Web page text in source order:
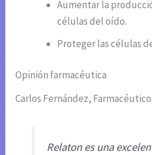
Aumentar la
células del oído.
Proteger las células
Opinión farmacéutica
Carlos Fernández, Farmacéutico:
Relaton es una